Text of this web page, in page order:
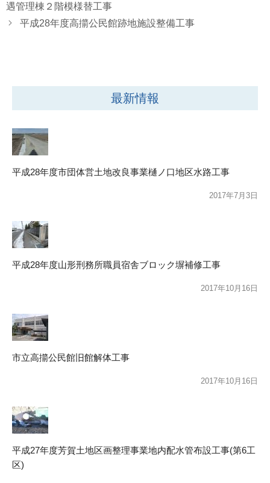
遇管理棟２階模様替工事
平成28年度高擶公民館跡地施設整備工事
最新情報
平成28年度市団体営土地改良事業樋ノ口地区水路工事
2017年7月3日
平成28年度山形刑務所職員宿舎ブロック塀補修工事
2017年10月16日
市立高擶公民館旧館解体工事
2017年10月16日
平成27年度芳賀土地区画整理事業地内配水管布設工事(第6工
区)